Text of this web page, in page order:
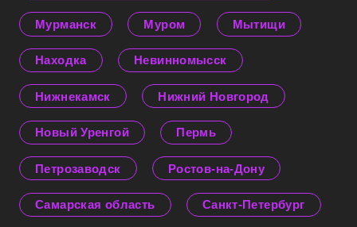
Мурманск Муром Мытищи
Находка Невинномысск
Нижнекамск Нижний Новгород
Новый Уренгой Пермь
Петрозаводск Ростов-на-Дону
Самарская область Санкт-Петербург